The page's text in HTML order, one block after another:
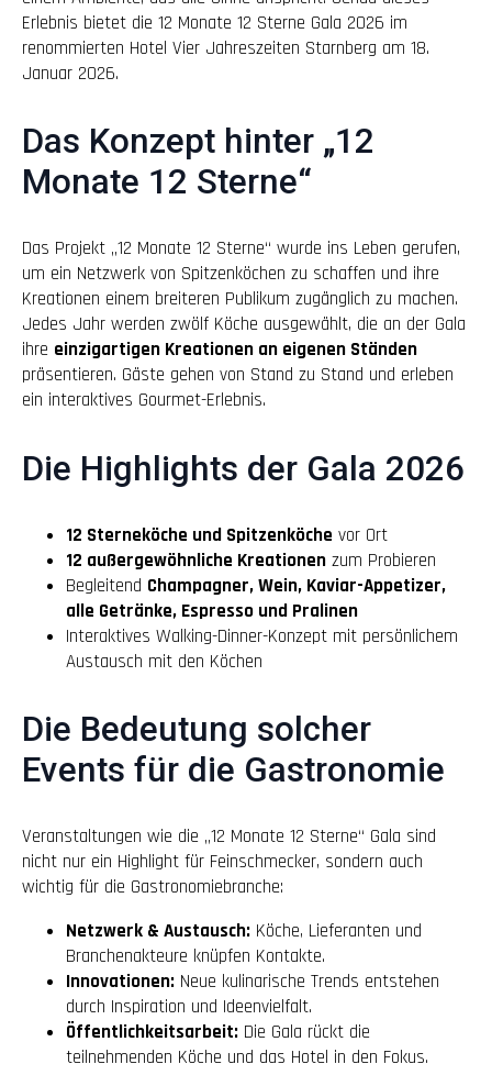
Erlebnis bietet die 12 Monate 12 Sterne Gala 2026 im
renommierten Hotel Vier Jahreszeiten Starnberg am 18.
Januar 2026.
Das Konzept hinter „12
Monate 12 Sterne“
Das Projekt „12 Monate 12 Sterne“ wurde ins Leben gerufen,
um ein Netzwerk von Spitzenköchen zu schaffen und ihre
Kreationen einem breiteren Publikum zugänglich zu machen.
Jedes Jahr werden zwölf Köche ausgewählt, die an der Gala
ihre einzigartigen Kreationen an eigenen Ständen
präsentieren. Gäste gehen von Stand zu Stand und erleben
ein interaktives Gourmet-Erlebnis.
Die Highlights der Gala 2026
12 Sterneköche und Spitzenköche vor Ort
12 außergewöhnliche Kreationen zum Probieren
Begleitend Champagner, Wein, Kaviar-Appetizer,
alle Getränke, Espresso und Pralinen
Interaktives Walking-Dinner-Konzept mit persönlichem
Austausch mit den Köchen
Die Bedeutung solcher
Events für die Gastronomie
Veranstaltungen wie die „12 Monate 12 Sterne“ Gala sind
nicht nur ein Highlight für Feinschmecker, sondern auch
wichtig für die Gastronomiebranche:
Netzwerk & Austausch: Köche, Lieferanten und
Branchenakteure knüpfen Kontakte.
Innovationen: Neue kulinarische Trends entstehen
durch Inspiration und Ideenvielfalt.
Öffentlichkeitsarbeit: Die Gala rückt die
teilnehmenden Köche und das Hotel in den Fokus.